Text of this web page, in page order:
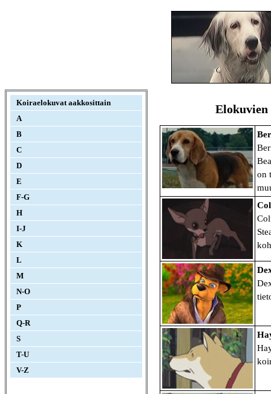
Koiraelokuvat aakkosittain
A
B
C
D
E
F-G
H
I-J
K
L
M
N-O
P
Q-R
S
T-U
V-Z
on